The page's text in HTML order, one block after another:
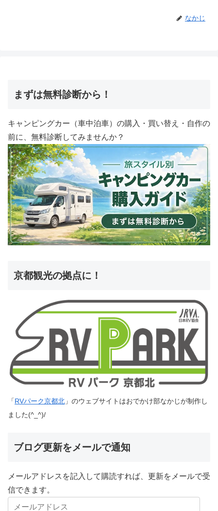
なかじ
まずは無料診断から！
キャンピングカー（車中泊車）の購入・買い替え・自作の
前に、無料診断してみませんか？
京都観光の拠点に！
「RVパーク京都北 」のウェブサイトはおでかけ部なかじが制作し
ました(^_^)/
ブログ更新をメールで通知
メールアドレスを記入して購読すれば、更新をメールで受
信できます。